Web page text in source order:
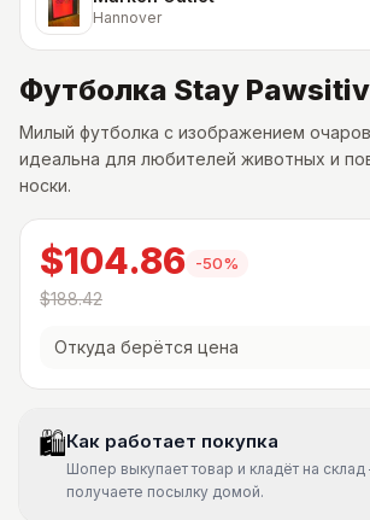
Hannover
Футболка Stay
Милый футболка с изображением
идеальна для любителей животных и
носки.
$104.86 -50%
$188.42
Откуда берётся цена
🛍Как работает покупка
Шопер выкупает товар и кладёт на
получаете посылку домой.